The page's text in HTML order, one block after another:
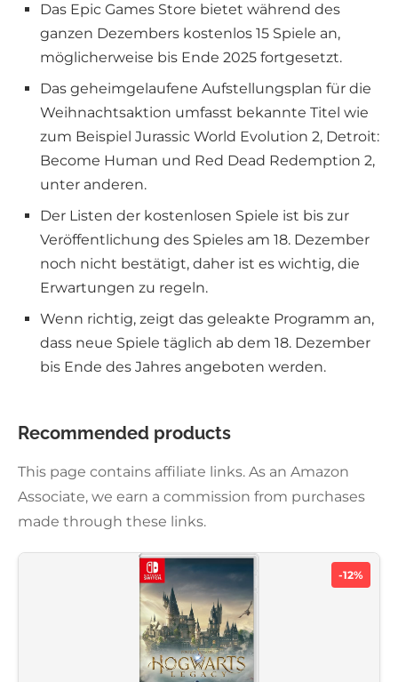
Das Epic Games Store bietet während des
ganzen Dezembers kostenlos 15 Spiele an,
möglicherweise bis Ende 2025 fortgesetzt.
Das geheimgelaufene Aufstellungsplan für die
Weihnachtsaktion umfasst bekannte Titel wie
zum Beispiel Jurassic World Evolution 2, Detroit:
Become Human und Red Dead Redemption 2,
unter anderen.
Der Listen der kostenlosen Spiele ist bis zur
Veröffentlichung des Spieles am 18. Dezember
noch nicht bestätigt, daher ist es wichtig, die
Erwartungen zu regeln.
Wenn richtig, zeigt das geleakte Programm an,
dass neue Spiele täglich ab dem 18. Dezember
bis Ende des Jahres angeboten werden.
Recommended products
This page contains affiliate links. As an Amazon
Associate, we earn a commission from purchases
made through these links.
-12%